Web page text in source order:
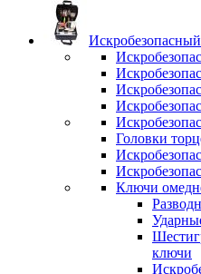
Головки
Ключи
ключи